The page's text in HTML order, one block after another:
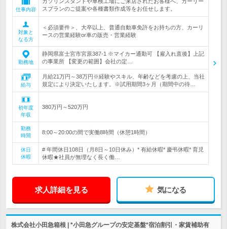
仕事内容
スプランのご提案や各種書類作成等をお任せします。
対象と
なる方
＜必須要件＞、大卒以上、普通自動車免許をお持ちの方、カーリ
ースの営業経験or車の販売・営業経験
勤務地
静岡県富士宮市宮原387-1 ※マイカー通勤可 【雇入れ直後】上記
の事業所 【変更の範囲】会社の定…
給与
月給21万円～38万円※経験やスキル、年齢などを考慮の上、当社
規定により決定いたします。※試用期間3ヶ月（期間中の待…
初年度
年収
380万円～520万円
勤務
時間
8:00～20:00の間で実働8時間（休憩1時間）
休日
休暇
# 年間休日108日（月8日～10日休み）* 有給休暇* 慶弔休暇* 育児
休暇★社員が無理なく長く働…
求人詳細を見る 気になる
株式会社小田急箱根 | *小田急グループの安定基盤*宿泊割引・家賃補助有